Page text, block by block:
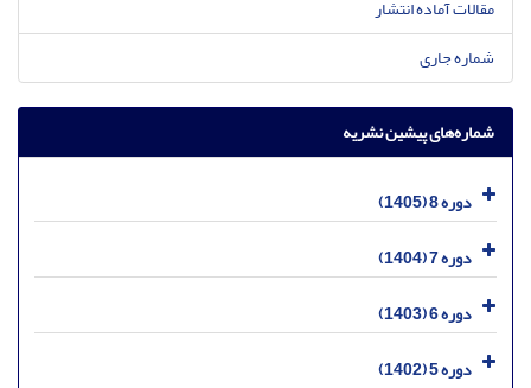
مقالات آماده انتشار
شماره جاری
شماره‌های پیشین نشریه
دوره 8 (1405)
دوره 7 (1404)
دوره 6 (1403)
دوره 5 (1402)